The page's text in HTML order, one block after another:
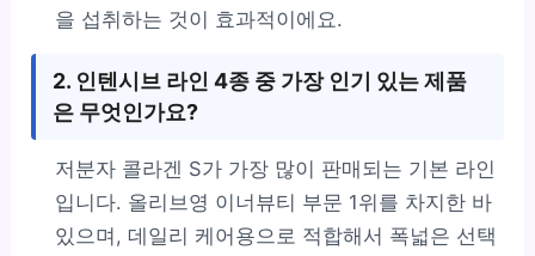
을 섭취하는 것이 효과적이에요.
2. 인텐시브 라인 4종 중 가장 인기 있는 제품
은 무엇인가요?
저분자 콜라겐 S가 가장 많이 판매되는 기본 라인
입니다. 올리브영 이너뷰티 부문 1위를 차지한 바
있으며, 데일리 케어용으로 적합해서 폭넓은 선택